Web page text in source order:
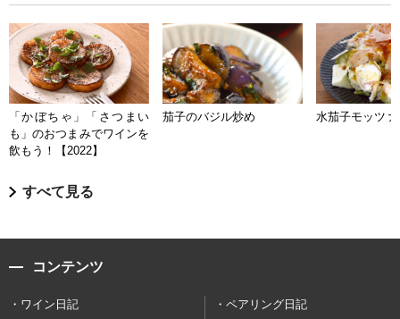
「かぼちゃ」「さつまい
も」のおつまみでワインを
飲もう！【2022】
茄子のバジル炒め 水茄子モッツァ
すべて見る
コンテンツ
ワイン日記
ペアリング日記